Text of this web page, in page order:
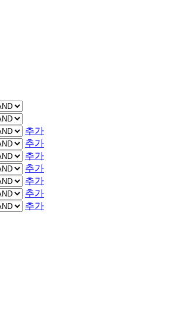
추가
추가
추가
추가
추가
추가
추가